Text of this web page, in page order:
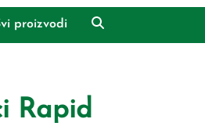
proizvodi
Rapid